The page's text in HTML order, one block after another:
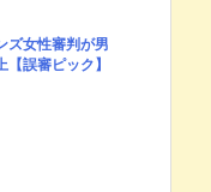
ズ女性審判が男
誤審ピック】